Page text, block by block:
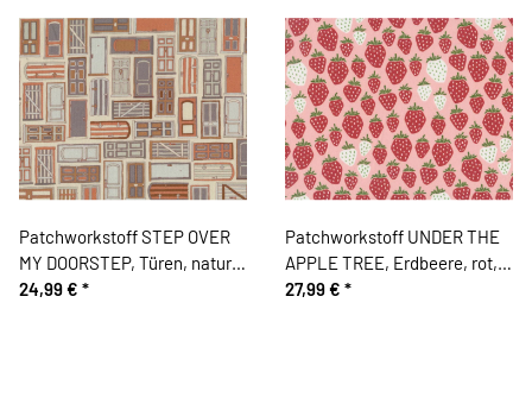
Patchworkstoff STEP OVER
MY DOORSTEP, Türen, natur
hell
24,99 € *
Patchworkstoff UNDER THE
APPLE TREE, Erdbeere, rot,
Cotton + Steel
27,99 € *